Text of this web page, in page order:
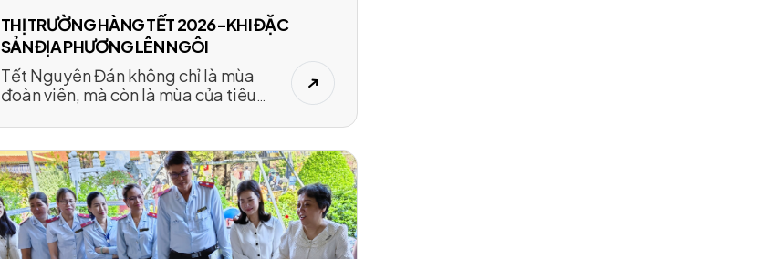
THỊ TRƯỜNG HÀNG TẾT 2026-KHI ĐẶC
SẢN ĐỊA PHƯƠNG LÊN NGÔI
Tết Nguyên Đán không chỉ là mùa
đoàn viên, mà còn là mùa của tiêu
câu chuyện quê hương gửi gắm trong
từng sản phẩm. Những năm gần đây,
thị trường hàng hoá Tết chứng kiến sự
chuyển mình mạnh mẽ, từ quà biếu cầu
kỳ, đắt đỏ sang những lựa chọn giản
dị, tinh tế hơn đề cao yếu tố bản địa,
an toàn, bền vững và chất lượng thật.